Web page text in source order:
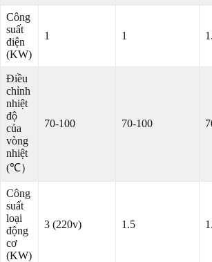
Công
suất
điện
(KW)
1 1
Điều
chỉnh
nhiệt
độ
của
vòng
nhiệt
(℃）
70-100 70-100
Công
suất
loại
động
cơ
(KW)
3 (220v) 1.5